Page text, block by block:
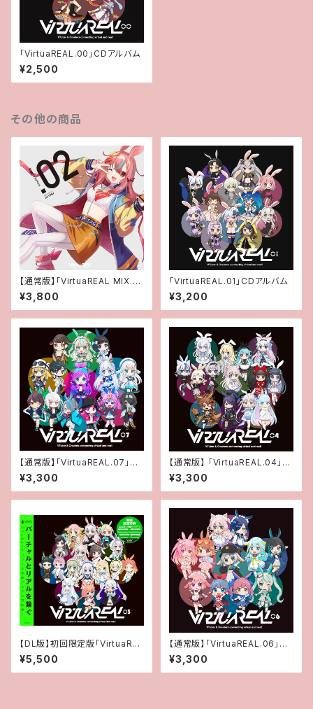
「VirtuaREAL.00」CDアルバム
¥2,500
その他の商品
【通常版】「VirtuaREAL MIX.0
2 mixed by DJ TAMU」CDア
ルバム
¥3,800
「VirtuaREAL.01」CDアルバム
¥3,200
【通常版】「VirtuaREAL.07」CD
アルバム
¥3,300
【通常版】 「VirtuaREAL.04」C
Dアルバム
¥3,300
【DL版】初回限定版「VirtuaREA
L.03」CDアルバム
¥5,500
【通常版】「VirtuaREAL.06」CD
アルバム
¥3,300